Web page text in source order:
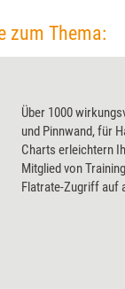
zum Thema:
Über 1000
und Pinnwand, für
Charts erleichtern
Mitglied von
Flatrate-Zugriff auf